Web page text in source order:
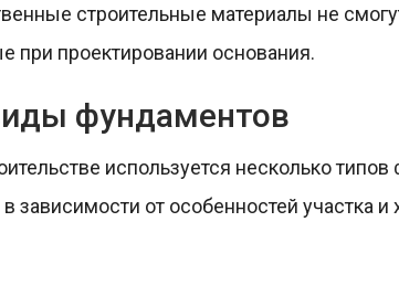
строительные материалы не
при проектировании основания.
фундаментов
используется несколько
зависимости от особенностей участка и